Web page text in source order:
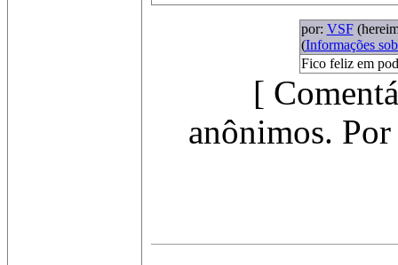
por: VSF
(Informações
Fico feliz em
[
anônimos.